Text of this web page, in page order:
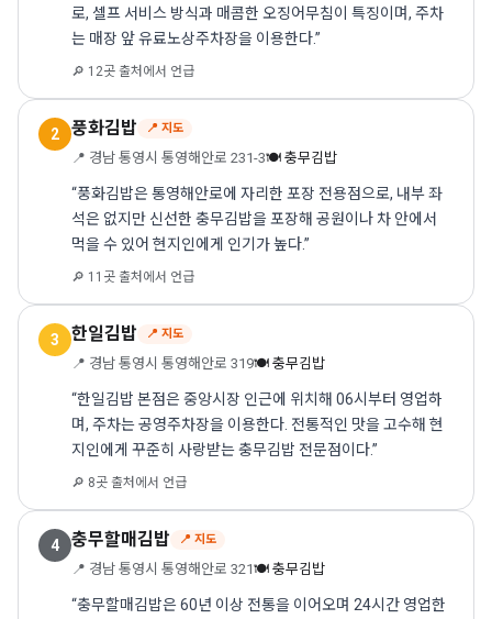
로, 셀프 서비스 방식과 매콤한 오징어무침이 특징이며, 주차
는 매장 앞 유료노상주차장을 이용한다.”
🔎 12곳 출처에서 언급
2 풍화김밥 📍 지도
📍 경남 통영시 통영해안로 231-3🍽 충무김밥
“풍화김밥은 통영해안로에 자리한 포장 전용점으로, 내부 좌
석은 없지만 신선한 충무김밥을 포장해 공원이나 차 안에서
먹을 수 있어 현지인에게 인기가 높다.”
🔎 11곳 출처에서 언급
3 한일김밥 📍 지도
📍 경남 통영시 통영해안로 319🍽 충무김밥
“한일김밥 본점은 중앙시장 인근에 위치해 06시부터 영업하
며, 주차는 공영주차장을 이용한다. 전통적인 맛을 고수해 현
지인에게 꾸준히 사랑받는 충무김밥 전문점이다.”
🔎 8곳 출처에서 언급
4 충무할매김밥 📍 지도
📍 경남 통영시 통영해안로 321🍽 충무김밥
“충무할매김밥은 60년 이상 전통을 이어오며 24시간 영업한